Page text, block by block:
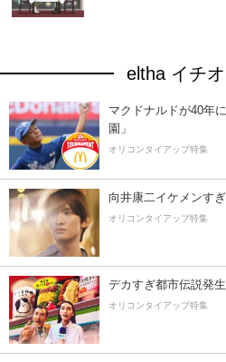
eltha イチ
マクドナルドが40年
園」
オリコンタイアップ特集
向井康二イケメンす
オリコンタイアップ特集
デカすぎ都市伝説発
オリコンタイアップ特集